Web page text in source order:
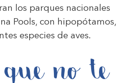
los parques nacionales
Pools, con hipopótamos,
especies de aves.
que no te